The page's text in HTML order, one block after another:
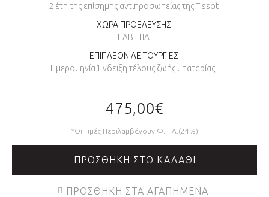
2 έτη της επίσημης αντιπροσωπείας της Tissot
ΧΩΡΑ ΠΡΟΕΛΕΥΣΗΣ
ΕΛΒΕΤΙΑ
ΕΠΙΠΛΕΟΝ ΛΕΙΤΟΥΡΓΙΕΣ
Ημερομηνία Ένδειξη τέλους ζωής μπαταρίας.
475,00€
*Οι Τιμές Περιλαμβάνουν Φ.Π.Α.(24%)
ΠΡΟΣΘΉΚΗ ΣΤΟ ΚΑΛΆΘΙ
ΠΡΟΣΘΉΚΗ ΣΤΑ ΑΓΑΠΗΜΈΝΑ